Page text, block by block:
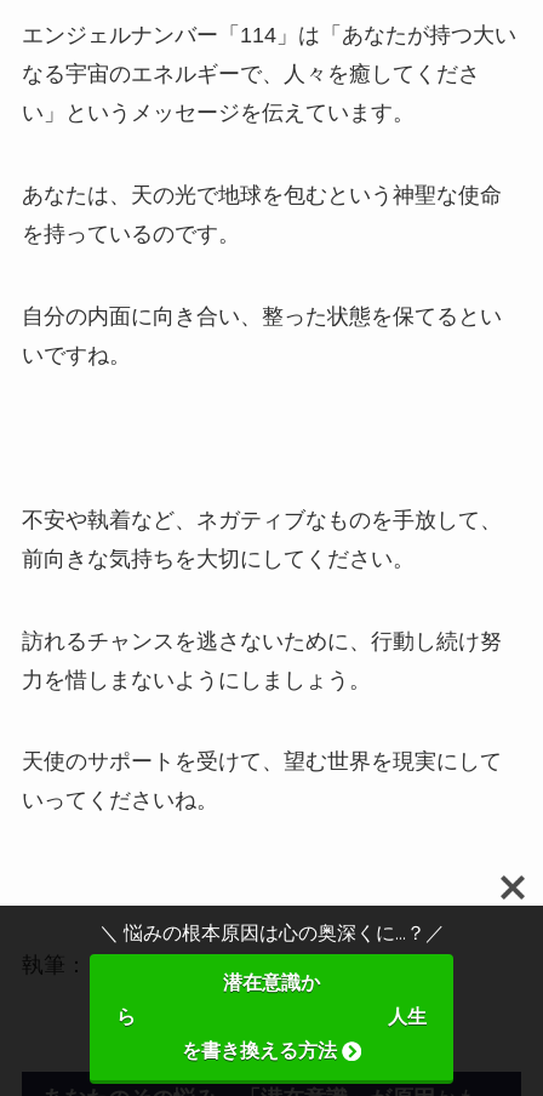
エンジェルナンバー「114」は「あなたが持つ大い
なる宇宙のエネルギーで、人々を癒してくださ
い」というメッセージを伝えています。
あなたは、天の光で地球を包むという神聖な使命
を持っているのです。
自分の内面に向き合い、整った状態を保てるとい
いですね。
不安や執着など、ネガティブなものを手放して、
前向きな気持ちを大切にしてください。
訪れるチャンスを逃さないために、行動し続け努
力を惜しまないようにしましょう。
天使のサポートを受けて、望む世界を現実にして
いってくださいね。
執筆：まりな
＼ 悩みの根本原因は心の奥深くに...？／
潜在意識か
ら 人生
を書き換える方法